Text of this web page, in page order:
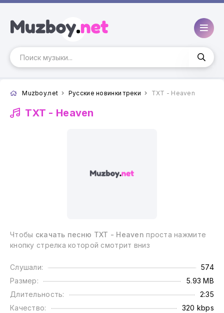
Muzboy.net Русские новинки треки TXT - Heaven
TXT - Heaven
Чтобы скачать песню TXT - Heaven проста нажмите
кнопку стрелка которой смотрит вниз
Слушали:
574
Размер:
5.93 MB
Длительность:
2:35
Качество:
320 kbps